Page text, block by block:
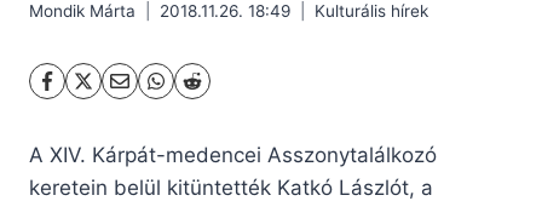
Mondik Márta 2018.11.26. 18:49 Kulturális hírek
A XIV. Kárpát-medencei Asszonytalálkozó
keretein belül kitüntették Katkó Lászlót, a